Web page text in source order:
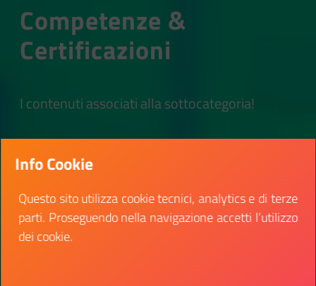
Competenze &
Certificazioni
I contenuti associati alla sottocategoria!
Info Cookie
Questo sito utilizza cookie tecnici, analytics e di terze
parti. Proseguendo nella navigazione accetti l’utilizzo
dei cookie.